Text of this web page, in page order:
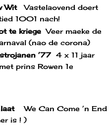
WitVastelaovend doert
1001 nach!
te kriegeVeer maeke de
(nao de corona)
’77 4 x 11 jaar
prins Rowen 1e
laatWe Can Come ’n End
is ! )